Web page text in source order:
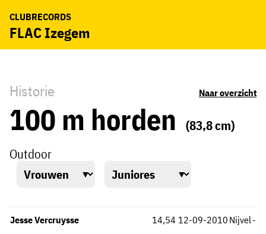
CLUBRECORDS
FLAC Izegem
Historie Naar overzicht
100 m horden
(83,8 cm)
Outdoor
Jesse Vercruysse Nijvel
14,54 -
12-09-2010